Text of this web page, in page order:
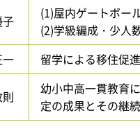
(1)屋内ゲートボー
(2)学級編成・少人
留学による移住促
幼小中高一貫教育
定の成果とその継